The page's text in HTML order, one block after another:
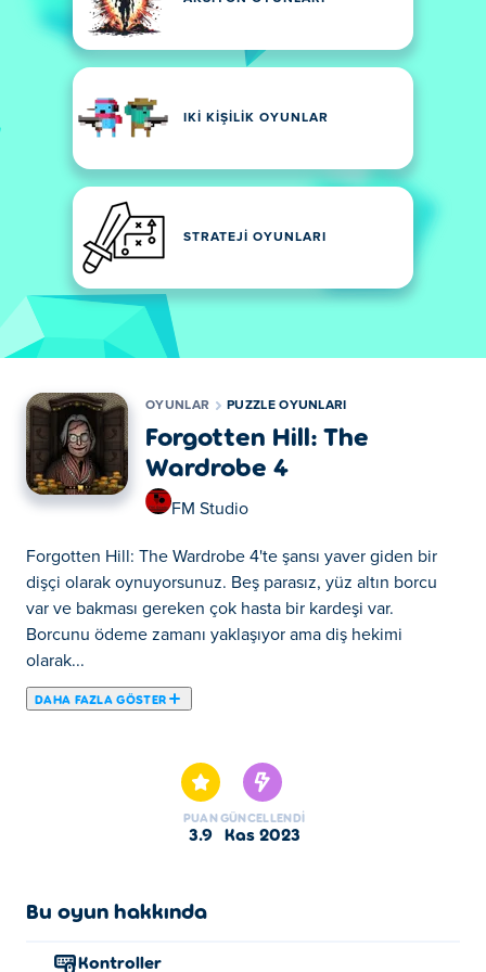
IKI KIŞILIK OYUNLAR
STRATEJI OYUNLARI
OYUNLAR PUZZLE OYUNLARI
Forgotten Hill: The
Wardrobe 4
FM Studio
Forgotten Hill: The Wardrobe 4'te şansı yaver giden bir
dişçi olarak oynuyorsunuz. Beş parasız, yüz altın borcu
var ve bakması gereken çok hasta bir kardeşi var.
Borcunu ödeme zamanı yaklaşıyor ama diş hekimi
olarak...
DAHA FAZLA GÖSTER
var ve bakması gereken çok hasta bir kardeşi var.
Borcunu ödeme zamanı yaklaşıyor ama diş hekimi olarak
yaptığı işin karşılığını yeterince ödeyemiyor. Gidecek
çözebilecek karanlık bir sır var ama bunun bedeli çok
yardım edin ve Gardırobun karanlık sırrını ortaya çıkarın.
PUAN
3.9
GÜNCELLENDI
Kas 2023
Bu oyun hakkında
Kontroller